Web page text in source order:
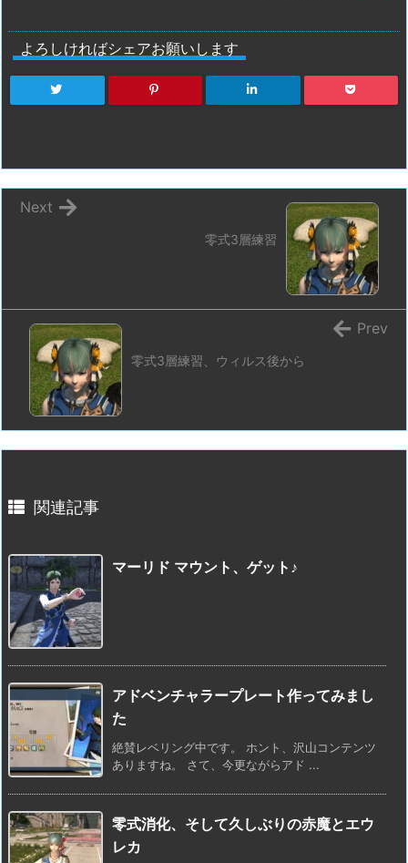
よろしければシェアお願いします
零式3層練習
Next
零式3層練習、ウィルス後から
Prev
関連記事
マーリド マウント、ゲット♪
アドベンチャラープレート作ってみまし
た
絶賛レベリング中です。 ホント、沢山コンテンツ
ありますね。 さて、今更ながらアド ...
零式消化、そして久しぶりの赤魔とエウ
レカ